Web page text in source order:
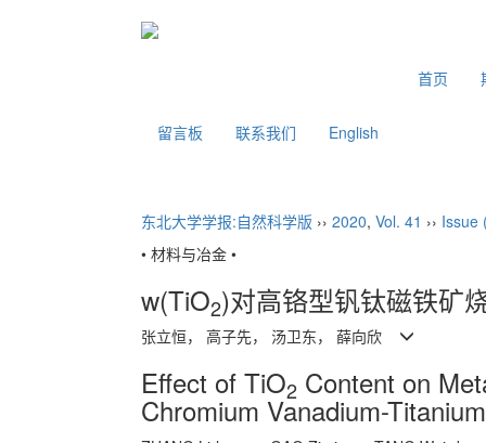
首页
留言板 联系我们 English
东北大学学报:自然科学版 ›› 2020, Vol. 41 ›› Issue
• 材料与冶金 •
w(TiO2)对高铬型钒钛磁铁矿
张立恒， 高子先， 汤卫东， 薛向欣
Effect of TiO2 Content on
Chromium Vanadium-